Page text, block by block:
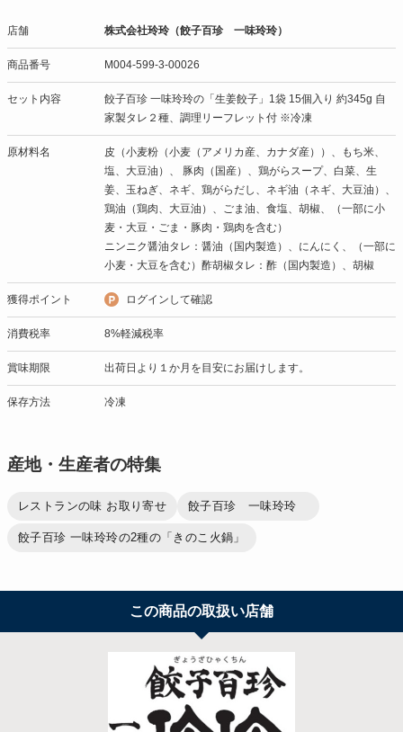
店舗 株式会社玲玲（餃子百珍 一味玲玲）
商品番号 M004-599-3-00026
セット内容
餃子百珍 一味玲玲の「生姜餃子」1袋 15個入り 約345g 自
家製タレ２種、調理リーフレット付 ※冷凍
原材料名
皮（小麦粉（小麦（アメリカ産、カナダ産））、もち米、
塩、大豆油）、 豚肉（国産）、鶏がらスープ、白菜、生
姜、玉ねぎ、ネギ、鶏がらだし、ネギ油（ネギ、大豆油）、
鶏油（鶏肉、大豆油）、ごま油、食塩、胡椒、（一部に小
麦・大豆・ごま・豚肉・鶏肉を含む）
ニンニク醤油タレ：醤油（国内製造）、にんにく、（一部に
小麦・大豆を含む）酢胡椒タレ：酢（国内製造）、胡椒
獲得ポイント ログインして確認
消費税率 8%軽減税率
賞味期限 出荷日より１か月を目安にお届けします。
保存方法 冷凍
産地・生産者の特集
レストランの味 お取り寄せ 餃子百珍 一味玲玲
餃子百珍 一味玲玲の2種の「きのこ火鍋」
この商品の取扱い店舗